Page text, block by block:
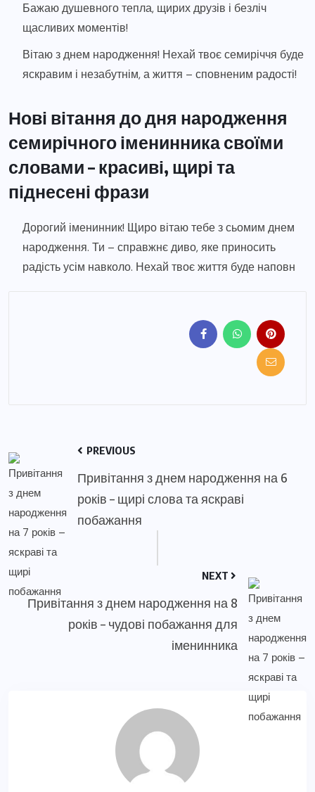
Бажаю душевного тепла, щирих друзів і безліч
щасливих моментів!
Вітаю з днем народження! Нехай твоє семиріччя буде
яскравим і незабутнім, а життя – сповненим радості!
Нові вітання до дня народження
семирічного іменинника своїми
словами – красиві, щирі та
піднесені фрази
Дорогий іменинник! Щиро вітаю тебе з сьомим днем
народження. Ти – справжнє диво, яке приносить
радість усім навколо. Нехай твоє життя буде наповн
PREVIOUS
Привітання з днем народження на 6
років – щирі слова та яскраві
побажання
NEXT
Привітання з днем народження на 8
років – чудові побажання для
іменинника